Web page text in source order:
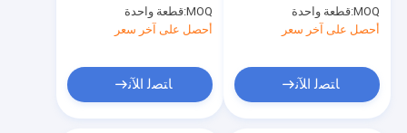
حجرة للكوسمتيك كفاءة
MOQ: قطعة واحدة
أحصل على آخر سعر
ﺎﺘﺼﻟ ﺍﻶﻧ
MOQ: قطعة واحدة
أحصل على آخر سعر
ﺎﺘﺼﻟ ﺍﻶﻧ